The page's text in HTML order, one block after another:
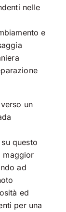
nelle
e
un
questo
maggior
ad
ed
per una